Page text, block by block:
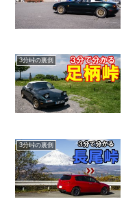
3分峠の裏側
3分峠の裏側